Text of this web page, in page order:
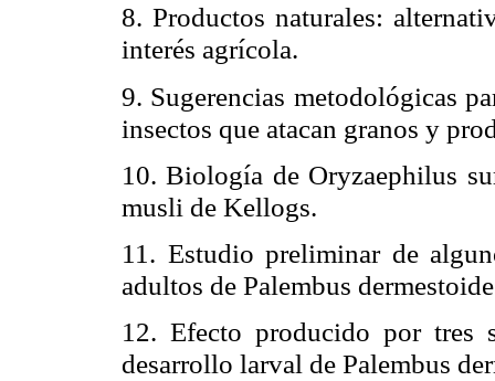
8. Productos naturales:
interés agrícola.
9. Sugerencias metodológicas
insectos que atacan granos y
10. Biología de Oryzaephilus
musli de Kellogs.
11. Estudio preliminar de
adultos de Palembus
12. Efecto producido por tres
desarrollo larval de Palembus